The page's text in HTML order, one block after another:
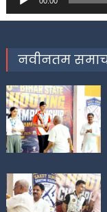
नवीनतम